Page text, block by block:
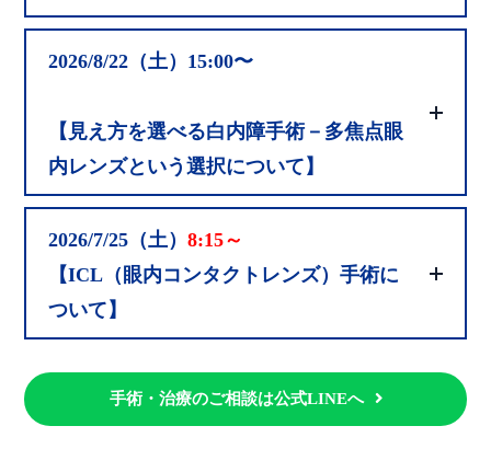
2026/8/22（土）15:00〜
【見え方を選べる白内障手術－多焦点眼
内レンズという選択について】
2026/7/25（土） 8:15～
【ICL（眼内コンタクトレンズ）手術に
ついて】
手術・治療のご相談は公式LINEへ